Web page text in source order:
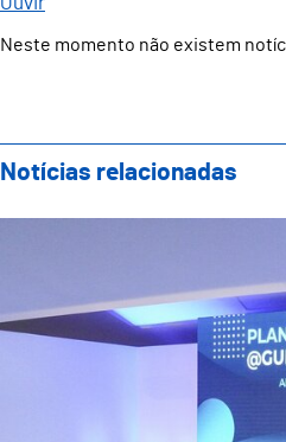
Neste momento não existem
Notícias relacionadas